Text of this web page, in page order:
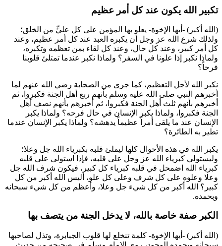
تكبير الله يكون عند كل أمر عظيم
(الله أكبر) -أيها الإخوة- يعلو بها المؤمن على كل عليٍّ من الخلق؛
ولذلك شرع الله عز وجل أن يكبره العبد عند كل أمر عظيم، وعند
كل أمر كبير، وعند كل حال، وعند كل لقاء بمن تعظمه وتكبره،
ولماذا نكبر إذا علونا في السفر؟ ولماذا نكبر عندما تمتلئ قلوبنا
فرحاً؟
نكبر الله لأجل التعظيم، كما جرى من الصحابة رضي الله عنهم لما
أخبرهم النبي صلى الله عليه وسلم بأنهم ربع أهل الجنة فكبروا، ثم
أخبرهم بأنهم ثلث أهل الجنة فكبروا، ثم أخبرهم بأنهم نصف أهل
الجنة فكبروا، ولماذا يكبر الإنسان في حال فرحه؟ ولماذا يكبر
الإنسان عند ما يلقى أمراً عظيماً يدهشه؟ ولماذا يكبر الإنسان عندما
تطير به الطائرة؟
يكبر الله في هذه الأحوال كلها ليملئ قلبه بكبرياء الله جل وعلا؛
وليستولي كبرياء الله عز وجل على قلبه، فإذا استولى على قلبه
كبرياء الله اضمحل في قلبه كبرياء كل كبير، فيكون شرف الله جل
وعلا وعلوه على كل شرف وعلى كل علو، أليس الله أكبر من كل
كبير؟ الله أكبر من كل شيء جل وعلا، وأعظم من كل شيء سبحانه
وبحمده.
الكبر صفة خاصة بالله، لا يدخل الجنة من يتصف بها
(الله أكبر) -أيها الإخوة- كلمة تنخلع لها قلوب الجبابرة، وتذل لصاحبها